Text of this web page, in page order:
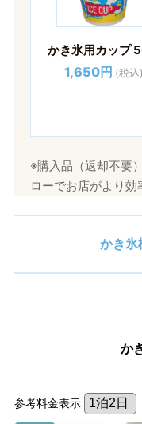
かき氷用カップ
1,650円 (税込)
※購入品（返却不要
ローでお店がより効
かき氷
か
参考料金表示